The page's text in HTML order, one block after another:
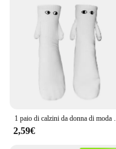
2,59€